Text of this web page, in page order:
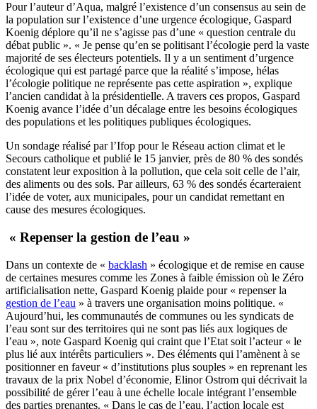
Pour l’auteur d’Aqua, malgré l’existence d’un consensus au sein de
la population sur l’existence d’une urgence écologique, Gaspard
Koenig déplore qu’il ne s’agisse pas d’une « question centrale du
débat public ». « Je pense qu’en se politisant l’écologie perd la vaste
majorité de ses électeurs potentiels. Il y a un sentiment d’urgence
écologique qui est partagé parce que la réalité s’impose, hélas
l’écologie politique ne représente pas cette aspiration », explique
l’ancien candidat à la présidentielle. A travers ces propos, Gaspard
Koenig avance l’idée d’un décalage entre les besoins écologiques
des populations et les politiques publiques écologiques.
Un sondage réalisé par l’Ifop pour le Réseau action climat et le
Secours catholique et publié le 15 janvier, près de 80 % des sondés
constatent leur exposition à la pollution, que cela soit celle de l’air,
des aliments ou des sols. Par ailleurs, 63 % des sondés écarteraient
l’idée de voter, aux municipales, pour un candidat remettant en
cause des mesures écologiques.
« Repenser la gestion de l’eau »
Dans un contexte de « backlash » écologique et de remise en cause
de certaines mesures comme les Zones à faible émission où le Zéro
artificialisation nette, Gaspard Koenig plaide pour « repenser la
gestion de l’eau » à travers une organisation moins politique. «
Aujourd’hui, les communautés de communes ou les syndicats de
l’eau sont sur des territoires qui ne sont pas liés aux logiques de
l’eau », note Gaspard Koenig qui craint que l’Etat soit l’acteur « le
plus lié aux intérêts particuliers ». Des éléments qui l’amènent à se
positionner en faveur « d’institutions plus souples » en reprenant les
travaux de la prix Nobel d’économie, Elinor Ostrom qui décrivait la
possibilité de gérer l’eau à une échelle locale intégrant l’ensemble
des parties prenantes. « Dans le cas de l’eau, l’action locale est